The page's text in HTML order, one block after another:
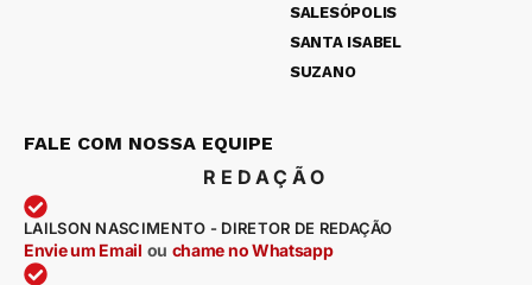
SALESÓPOLIS
SANTA ISABEL
SUZANO
FALE COM NOSSA EQUIPE
REDAÇÃO
LAILSON NASCIMENTO - DIRETOR DE REDAÇÃO
Envie um Email ou chame no Whatsapp